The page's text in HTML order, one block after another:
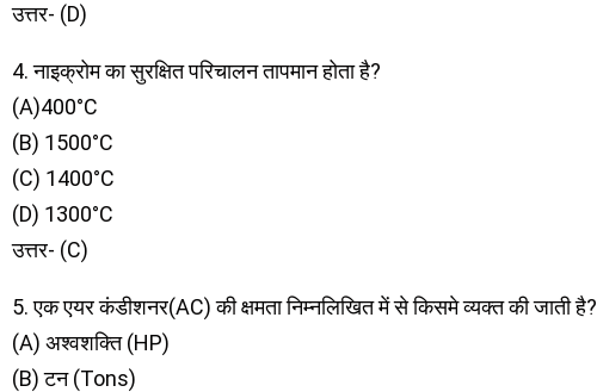
उत्तर- (D)
4. नाइक्रोम का सुरक्षित परिचालन तापमान होता है?
(A)400°C
(B) 1500°C
(C) 1400°C
(D) 1300°C
उत्तर- (C)
5. एक एयर कंडीशनर(AC) की क्षमता निम्नलिखित में से किसमे व्यक्त की जाती है?
(A) अश्वशक्ति (HP)
(B) टन (Tons)